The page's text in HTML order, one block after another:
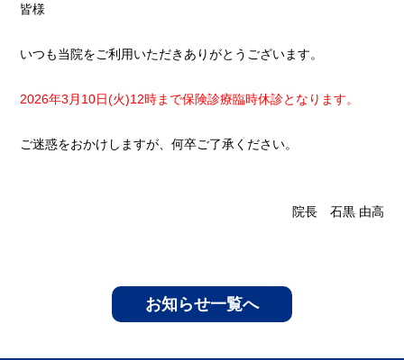
皆様
いつも当院をご利用いただきありがとうございます。
2026年3月10日(火)12時まで保険診療臨時休診となります。
ご迷惑をおかけしますが、何卒ご了承ください。
院長 石黒 由高
お知らせ一覧へ